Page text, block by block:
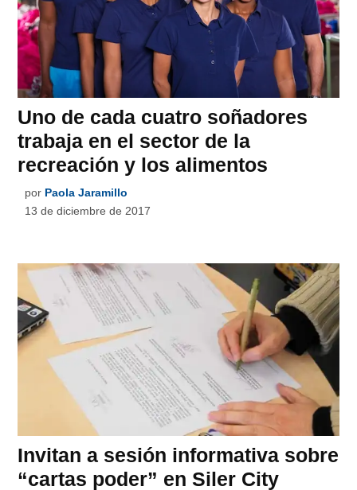
Uno de cada cuatro soñadores
trabaja en el sector de la
recreación y los alimentos
por Paola Jaramillo
13 de diciembre de 2017
Invitan a sesión informativa sobre
“cartas poder” en Siler City